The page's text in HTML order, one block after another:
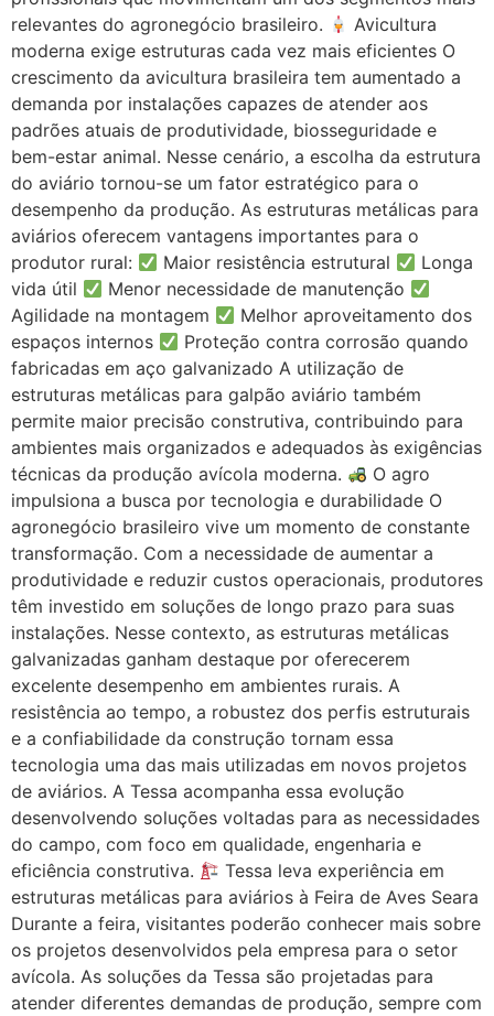
relevantes do agronegócio brasileiro.
Avicultura
moderna exige estruturas cada vez mais eficientes O
crescimento da avicultura brasileira tem aumentado a
demanda por instalações capazes de atender aos
padrões atuais de produtividade, biosseguridade e
bem-estar animal. Nesse cenário, a escolha da estrutura
do aviário tornou-se um fator estratégico para o
desempenho da produção. As estruturas metálicas para
aviários oferecem vantagens importantes para o
produtor rural:
Maior resistência estrutural
Longa
vida útil
Menor necessidade de manutenção
Agilidade na montagem
Melhor aproveitamento dos
espaços internos
Proteção contra corrosão quando
fabricadas em aço galvanizado A utilização de
estruturas metálicas para galpão aviário também
permite maior precisão construtiva, contribuindo para
ambientes mais organizados e adequados às exigências
técnicas da produção avícola moderna.
O agro
impulsiona a busca por tecnologia e durabilidade O
agronegócio brasileiro vive um momento de constante
transformação. Com a necessidade de aumentar a
produtividade e reduzir custos operacionais, produtores
têm investido em soluções de longo prazo para suas
instalações. Nesse contexto, as estruturas metálicas
galvanizadas ganham destaque por oferecerem
excelente desempenho em ambientes rurais. A
resistência ao tempo, a robustez dos perfis estruturais
e a confiabilidade da construção tornam essa
tecnologia uma das mais utilizadas em novos projetos
de aviários. A Tessa acompanha essa evolução
desenvolvendo soluções voltadas para as necessidades
do campo, com foco em qualidade, engenharia e
eficiência construtiva.
Tessa leva experiência em
estruturas metálicas para aviários à Feira de Aves Seara
Durante a feira, visitantes poderão conhecer mais sobre
os projetos desenvolvidos pela empresa para o setor
avícola. As soluções da Tessa são projetadas para
atender diferentes demandas de produção, sempre com